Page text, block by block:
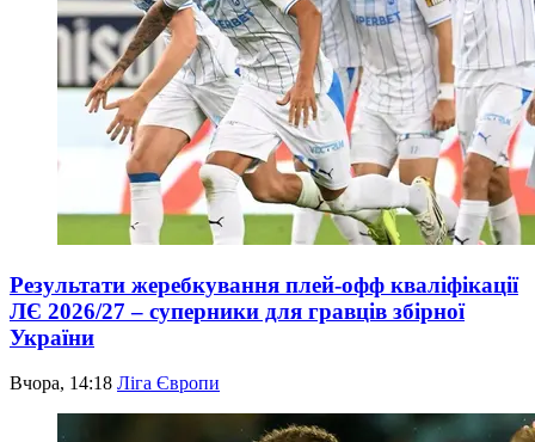
Результати жеребкування плей-офф кваліфікації
ЛЄ 2026/27 – суперники для гравців збірної
України
Вчора, 14:18 Ліга Європи